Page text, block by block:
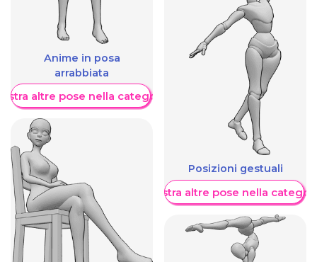
Anime in posa
arrabbiata
altre pose nella categoria
Posizioni gestuali
Mostra altre pose nella